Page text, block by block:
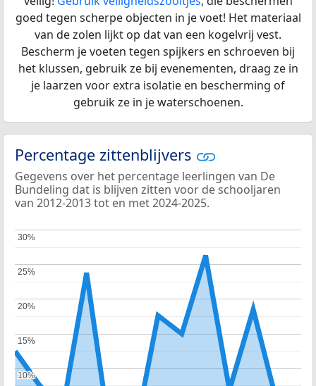
goed tegen scherpe objecten in je voet! Het materiaal
van de zolen lijkt op dat van een kogelvrij vest.
Bescherm je voeten tegen spijkers en schroeven bij
het klussen, gebruik ze bij evenementen, draag ze in
je laarzen voor extra isolatie en bescherming of
gebruik ze in je waterschoenen.
Percentage zittenblijvers
Gegevens over het percentage leerlingen van De
Bundeling dat is blijven zitten voor de schooljaren
van 2012-2013 tot en met 2024-2025.
10%
10%
15%
15%
20%
20%
25%
25%
30%
30%